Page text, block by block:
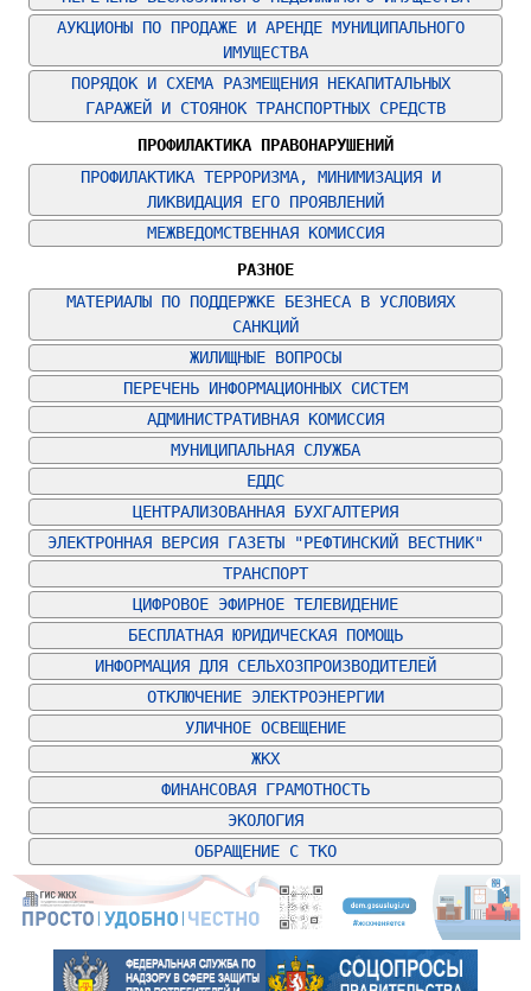
АУКЦИОНЫ ПО ПРОДАЖЕ И АРЕНДЕ МУНИЦИПАЛЬНОГО
ИМУЩЕСТВА
ПОРЯДОК И СХЕМА РАЗМЕЩЕНИЯ НЕКАПИТАЛЬНЫХ
ГАРАЖЕЙ И СТОЯНОК ТРАНСПОРТНЫХ СРЕДСТВ
ПРОФИЛАКТИКА ПРАВОНАРУШЕНИЙ
ПРОФИЛАКТИКА ТЕРРОРИЗМА, МИНИМИЗАЦИЯ И
ЛИКВИДАЦИЯ ЕГО ПРОЯВЛЕНИЙ
МЕЖВЕДОМСТВЕННАЯ КОМИССИЯ
РАЗНОЕ
МАТЕРИАЛЫ ПО ПОДДЕРЖКЕ БЕЗНЕСА В УСЛОВИЯХ
САНКЦИЙ
ЖИЛИЩНЫЕ ВОПРОСЫ
ПЕРЕЧЕНЬ ИНФОРМАЦИОННЫХ СИСТЕМ
АДМИНИСТРАТИВНАЯ КОМИССИЯ
МУНИЦИПАЛЬНАЯ СЛУЖБА
ЕДДС
ЦЕНТРАЛИЗОВАННАЯ БУХГАЛТЕРИЯ
ЭЛЕКТРОННАЯ ВЕРСИЯ ГАЗЕТЫ "РЕФТИНСКИЙ ВЕСТНИК"
ТРАНСПОРТ
ЦИФРОВОЕ ЭФИРНОЕ ТЕЛЕВИДЕНИЕ
БЕСПЛАТНАЯ ЮРИДИЧЕСКАЯ ПОМОЩЬ
ИНФОРМАЦИЯ ДЛЯ СЕЛЬХОЗПРОИЗВОДИТЕЛЕЙ
ОТКЛЮЧЕНИЕ ЭЛЕКТРОЭНЕРГИИ
УЛИЧНОЕ ОСВЕЩЕНИЕ
ЖКХ
ФИНАНСОВАЯ ГРАМОТНОСТЬ
ЭКОЛОГИЯ
ОБРАЩЕНИЕ С ТКО